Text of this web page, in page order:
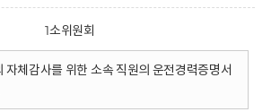
1소위원회
자체감사를 위한 소속 직원의 운전경력증명서